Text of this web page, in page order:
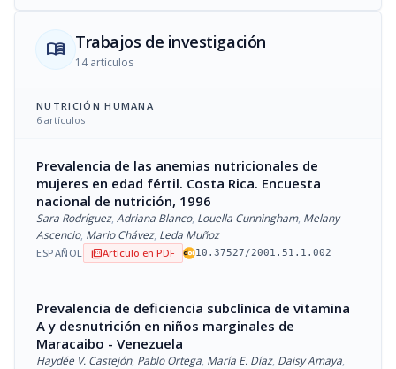
menu_book Trabajos de investigación
14 artículos
NUTRICIÓN HUMANA
6 artículos
Prevalencia de las anemias nutricionales de
mujeres en edad fértil. Costa Rica. Encuesta
nacional de nutrición, 1996
Sara Rodríguez, Adriana Blanco, Louella Cunningham, Melany
Ascencio, Mario Chávez, Leda Muñoz
ESPAÑOL picture_as_pdfArtículo en PDF 10.37527/2001.51.1.002
Prevalencia de deficiencia subclínica de vitamina
A y desnutrición en niños marginales de
Maracaibo - Venezuela
Haydée V. Castejón, Pablo Ortega, María E. Díaz, Daisy Amaya,